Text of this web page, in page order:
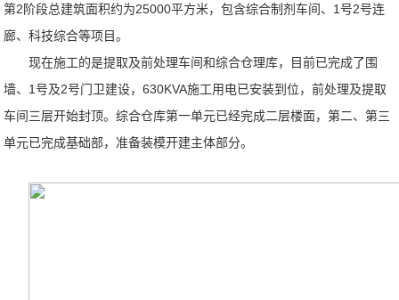
第2阶段总建筑面积约为25000平方米，包含综合制剂车间、1号2号连
廊、科技综合等项目。
现在施工的是提取及前处理车间和综合仓理库，目前已完成了围
墙、1号及2号门卫建设，630KVA施工用电已安装到位，前处理及提取
车间三层开始封顶。综合仓库第一单元已经完成二层楼面，第二、第三
单元已完成基础部，准备装模开建主体部分。